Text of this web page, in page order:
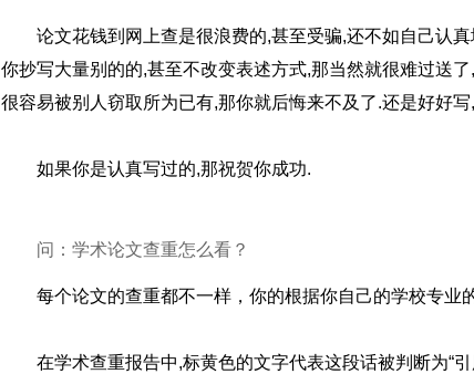
论文花钱到网上查是很浪费的,甚至受骗,还不如自己认
你抄写大量别的的,甚至不改变表述方式,那当然就很难过送
很容易被别人窃取所为已有,那你就后悔来不及了.还是好好
如果你是认真写过的,那祝贺你成功.
问：学术论文查重怎么看？
每个论文的查重都不一样，你的根据你自己的学校专业
在学术查重报告中,标黄色的文字代表这段话被判断为“